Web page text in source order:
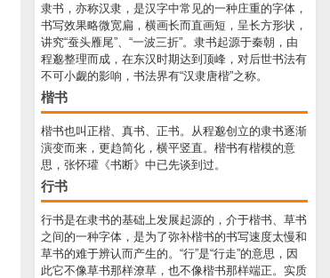
隶书，亦称汉隶，是汉字中常见的一种庄重的字体，
书写效果略微宽扁，横画长而直画短，呈长方形状，
讲究“蚕头雁尾”、“一波三折”。隶书起源于秦朝，由
程邈整理而成，在东汉时期达到顶峰，对后世书法有
不可小觑的影响，书法界有“汉隶唐楷”之称。
楷书
楷书也叫正楷、真书、正书。从程邈创立的隶书逐渐
演变而来，更趋简化，横平竖直。楷书有楷模的意
思，张怀瓘《书断》中已先谈到过。
行书
行书是在隶书的基础上发展起源的，介于楷书、草书
之间的一种字体，是为了弥补楷书的书写速度太慢和
草书的难于辨认而产生的。“行”是“行走”的意思，因
此它不像草书那样潦草，也不像楷书那样端正。实质